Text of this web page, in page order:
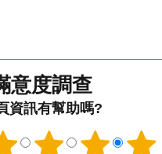
意度調查
資訊有幫助嗎?